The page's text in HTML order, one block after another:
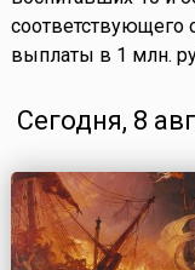
соответствующего
выплаты в 1 млн.
Сегодня, 8